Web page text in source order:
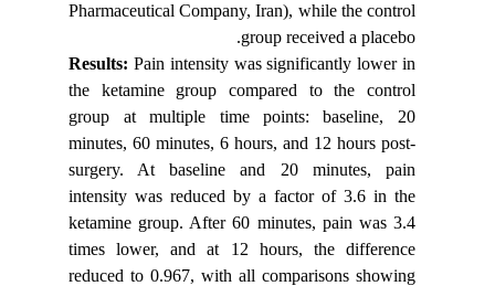
Pharmaceutical Company, Iran), while the control
group received a placebo.
Results:Pain intensity was significantly lower in
the ketamine group compared to the control
group at multiple time points: baseline, 20
minutes, 60 minutes, 6 hours, and 12 hours post-
surgery. At baseline and 20 minutes, pain
intensity was reduced by a factor of 3.6 in the
ketamine group. After 60 minutes, pain was 3.4
times lower, and at 12 hours, the difference
reduced to 0.967, with all comparisons showing